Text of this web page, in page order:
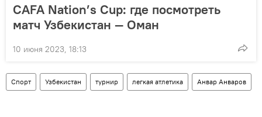
CAFA Nation’s Cup: где посмотреть
матч Узбекистан — Оман
10 июня 2023, 18:13
Спорт Узбекистан турнир легкая атлетика Анвар Анваров